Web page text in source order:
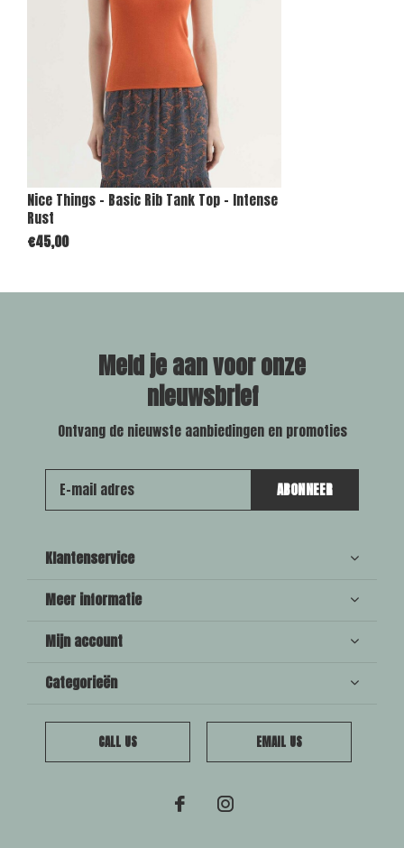
Nice Things - Basic Rib Tank Top - Intense
Rust
€45,00
Meld je aan voor onze
nieuwsbrief
Ontvang de nieuwste aanbiedingen en promoties
ABONNEER
Klantenservice
Meer informatie
Mijn account
Categorieën
CALL US EMAIL US